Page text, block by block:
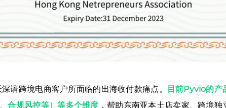
谙跨境电商客户所面临的出海收付款痛点。
目前Pyvio的产
合规风控等）等多个维度 ，帮助东南亚本土店卖家、跨境